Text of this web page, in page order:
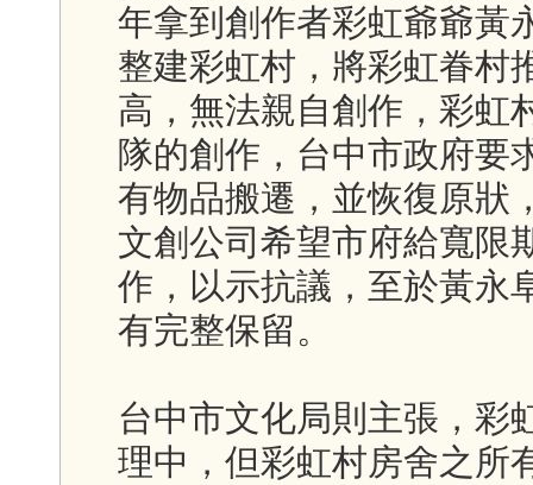
年拿到創作者彩虹爺爺黃
整建彩虹村，將彩虹眷村
高，無法親自創作，彩虹
隊的創作，台中市政府要
有物品搬遷，並恢復原狀
文創公司希望市府給寬限
作，以示抗議，至於黃永
有完整保留。
台中市文化局則主張，彩
理中，但彩虹村房舍之所